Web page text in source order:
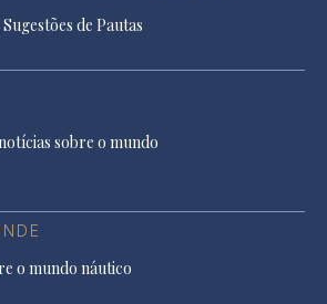
Sugestões de Pautas
sobre o mundo
o mundo náutico